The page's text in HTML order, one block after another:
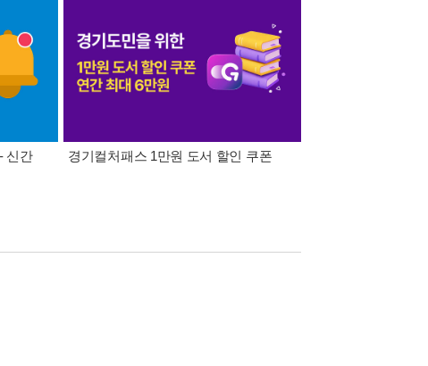
신간
경기컬처패스 1만원 도서 할인 쿠폰